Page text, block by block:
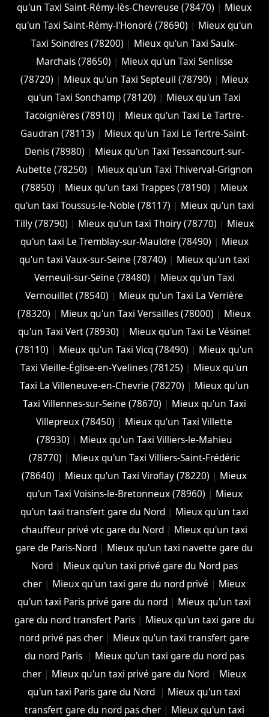
qu'un Taxi Saint-Rémy-lès-Chevreuse (78470) | Mieux
qu'un Taxi Saint-Rémy-l'Honoré (78690) | Mieux qu'un
Taxi Soindres (78200) | Mieux qu'un Taxi Saulx-
Marchais (78650) | Mieux qu'un Taxi Senlisse
(78720) | Mieux qu'un Taxi Septeuil (78790) | Mieux
qu'un Taxi Sonchamp (78120) | Mieux qu'un Taxi
Tacoignières (78910) | Mieux qu'un Taxi Le Tartre-
Gaudran (78113) | Mieux qu'un Taxi Le Tertre-Saint-
Denis (78980) | Mieux qu'un Taxi Tessancourt-sur-
Aubette (78250) | Mieux qu'un Taxi Thiverval-Grignon
(78850) | Mieux qu'un taxi Trappes (78190) | Mieux
qu'un taxi Toussus-le-Noble (78117) | Mieux qu'un taxi
Tilly (78790) | Mieux qu'un taxi Thoiry (78770) | Mieux
qu'un taxi Le Tremblay-sur-Mauldre (78490) | Mieux
qu'un taxi Vaux-sur-Seine (78740) | Mieux qu'un taxi
Verneuil-sur-Seine (78480) | Mieux qu'un Taxi
Vernouillet (78540) | Mieux qu'un Taxi La Verrière
(78320) | Mieux qu'un Taxi Versailles (78000) | Mieux
qu'un Taxi Vert (78930) | Mieux qu'un Taxi Le Vésinet
(78110) | Mieux qu'un Taxi Vicq (78490) | Mieux qu'un
Taxi Vieille-Église-en-Yvelines (78125) | Mieux qu'un
Taxi La Villeneuve-en-Chevrie (78270) | Mieux qu'un
Taxi Villennes-sur-Seine (78670) | Mieux qu'un Taxi
Villepreux (78450) | Mieux qu'un Taxi Villette
(78930) | Mieux qu'un Taxi Villiers-le-Mahieu
(78770) | Mieux qu'un Taxi Villiers-Saint-Frédéric
(78640) | Mieux qu'un Taxi Viroflay (78220) | Mieux
qu'un Taxi Voisins-le-Bretonneux (78960) | Mieux
qu'un taxi transfert gare du Nord| Mieux qu'un taxi
chauffeur privé vtc gare du Nord| Mieux qu'un taxi
gare de Paris-Nord | Mieux qu'un taxi navette gare du
Nord| Mieux qu'un taxi privé gare du Nord pas
cher | Mieux qu'un taxi gare du nord privé | Mieux
qu'un taxi Paris privé gare du nord | Mieux qu'un taxi
gare du nord transfert Paris| Mieux qu'un taxi gare du
nord privé pas cher | Mieux qu'un taxi transfert gare
du nord Paris | Mieux qu'un taxi gare du nord pas
cher | Mieux qu'un taxi privé gare du Nord | Mieux
qu'un taxi Paris gare du Nord | Mieux qu'un taxi
transfert gare du nord pas cher| Mieux qu'un taxi